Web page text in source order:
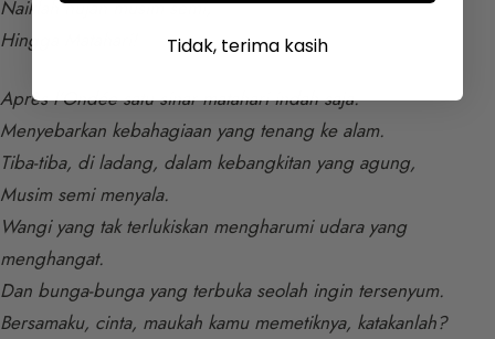
Naiklah hujan musim semi,
Hingga Matahari!
Après l’Ondée satu sinar matahari indah saja.
Menyebarkan kebahagiaan yang tenang ke alam.
Tiba-tiba, di ladang, dalam kebangkitan yang agung,
Musim semi menyala.
Wangi yang tak terlukiskan mengharumi udara yang
menghangat.
Dan bunga-bunga yang terbuka seolah ingin tersenyum.
Bersamaku, cinta, maukah kamu memetiknya, katakanlah?
Tidak, terima kasih